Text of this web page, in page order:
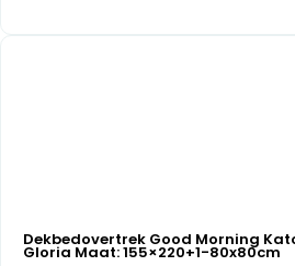
Dekbedovertrek Good Morning
Gloria Maat: 155×220+1-80x80cm